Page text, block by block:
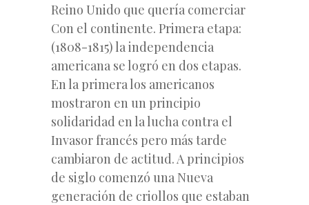
Reino Unido que quería comerciar
Con el continente. Primera etapa:
(1808-1815) la independencia
americana se logró en dos etapas.
En la primera los americanos
mostraron en un principio
solidaridad en la lucha contra el
Invasor francés pero más tarde
cambiaron de actitud. A principios
de siglo comenzó una Nueva
generación de criollos que estaban